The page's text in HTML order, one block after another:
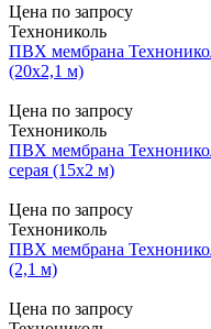
Цена по запросу
Технониколь
ПВХ мембрана
(20х2,1 м)
Цена по запросу
Технониколь
ПВХ мембрана
серая (15х2 м)
Цена по запросу
Технониколь
ПВХ мембрана
(2,1 м)
Цена по запросу